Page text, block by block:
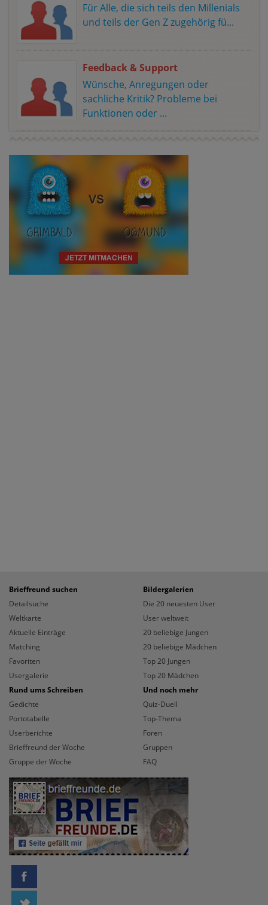
Für Alle, die sich teils den Millenials
und teils der Gen Z zugehörig fü...
Feedback & Support
Wünsche, Anregungen oder
sachliche Kritik? Probleme bei
Funktionen oder ...
Brieffreund suchen
Detailsuche
Weltkarte
Aktuelle Einträge
Matching
Favoriten
Usergalerie
Bildergalerien
Die 20 neuesten User
User weltweit
20 beliebige Jungen
20 beliebige Mädchen
Top 20 Jungen
Top 20 Mädchen
Rund ums Schreiben
Gedichte
Portotabelle
Userberichte
Brieffreund der Woche
Gruppe der Woche
Und noch mehr
Quiz-Duell
Top-Thema
Foren
Gruppen
FAQ